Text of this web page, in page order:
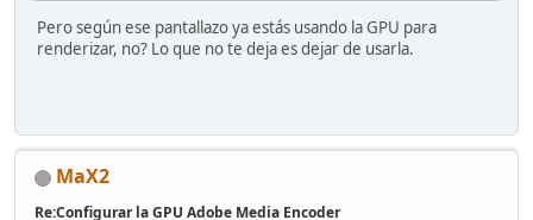
Pero según ese pantallazo ya estás usando la GPU para
renderizar, no? Lo que no te deja es dejar de usarla.
MaX2
Re:Configurar la GPU Adobe Media Encoder